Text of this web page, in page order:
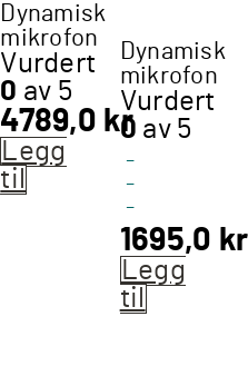
Dynamisk
mikrofon
Vurdert
0 av 5
4789,0 kr
Legg
til
Dynamisk
mikrofon
Vurdert
0 av 5
-
-
-
1695,0 kr
Legg
til